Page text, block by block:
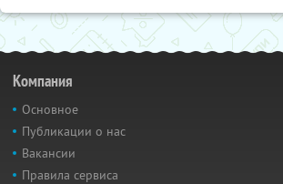
Компания
Основное
Публикации о нас
Вакансии
Правила сервиса